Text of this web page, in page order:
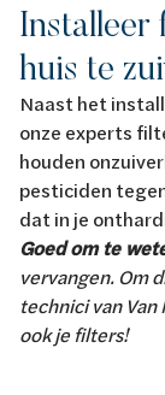
Installeer
huis te
Naast het
onze experts
houden
pesticiden
dat in je
Goed om te
vervangen. Om
technici van
ook je filters!